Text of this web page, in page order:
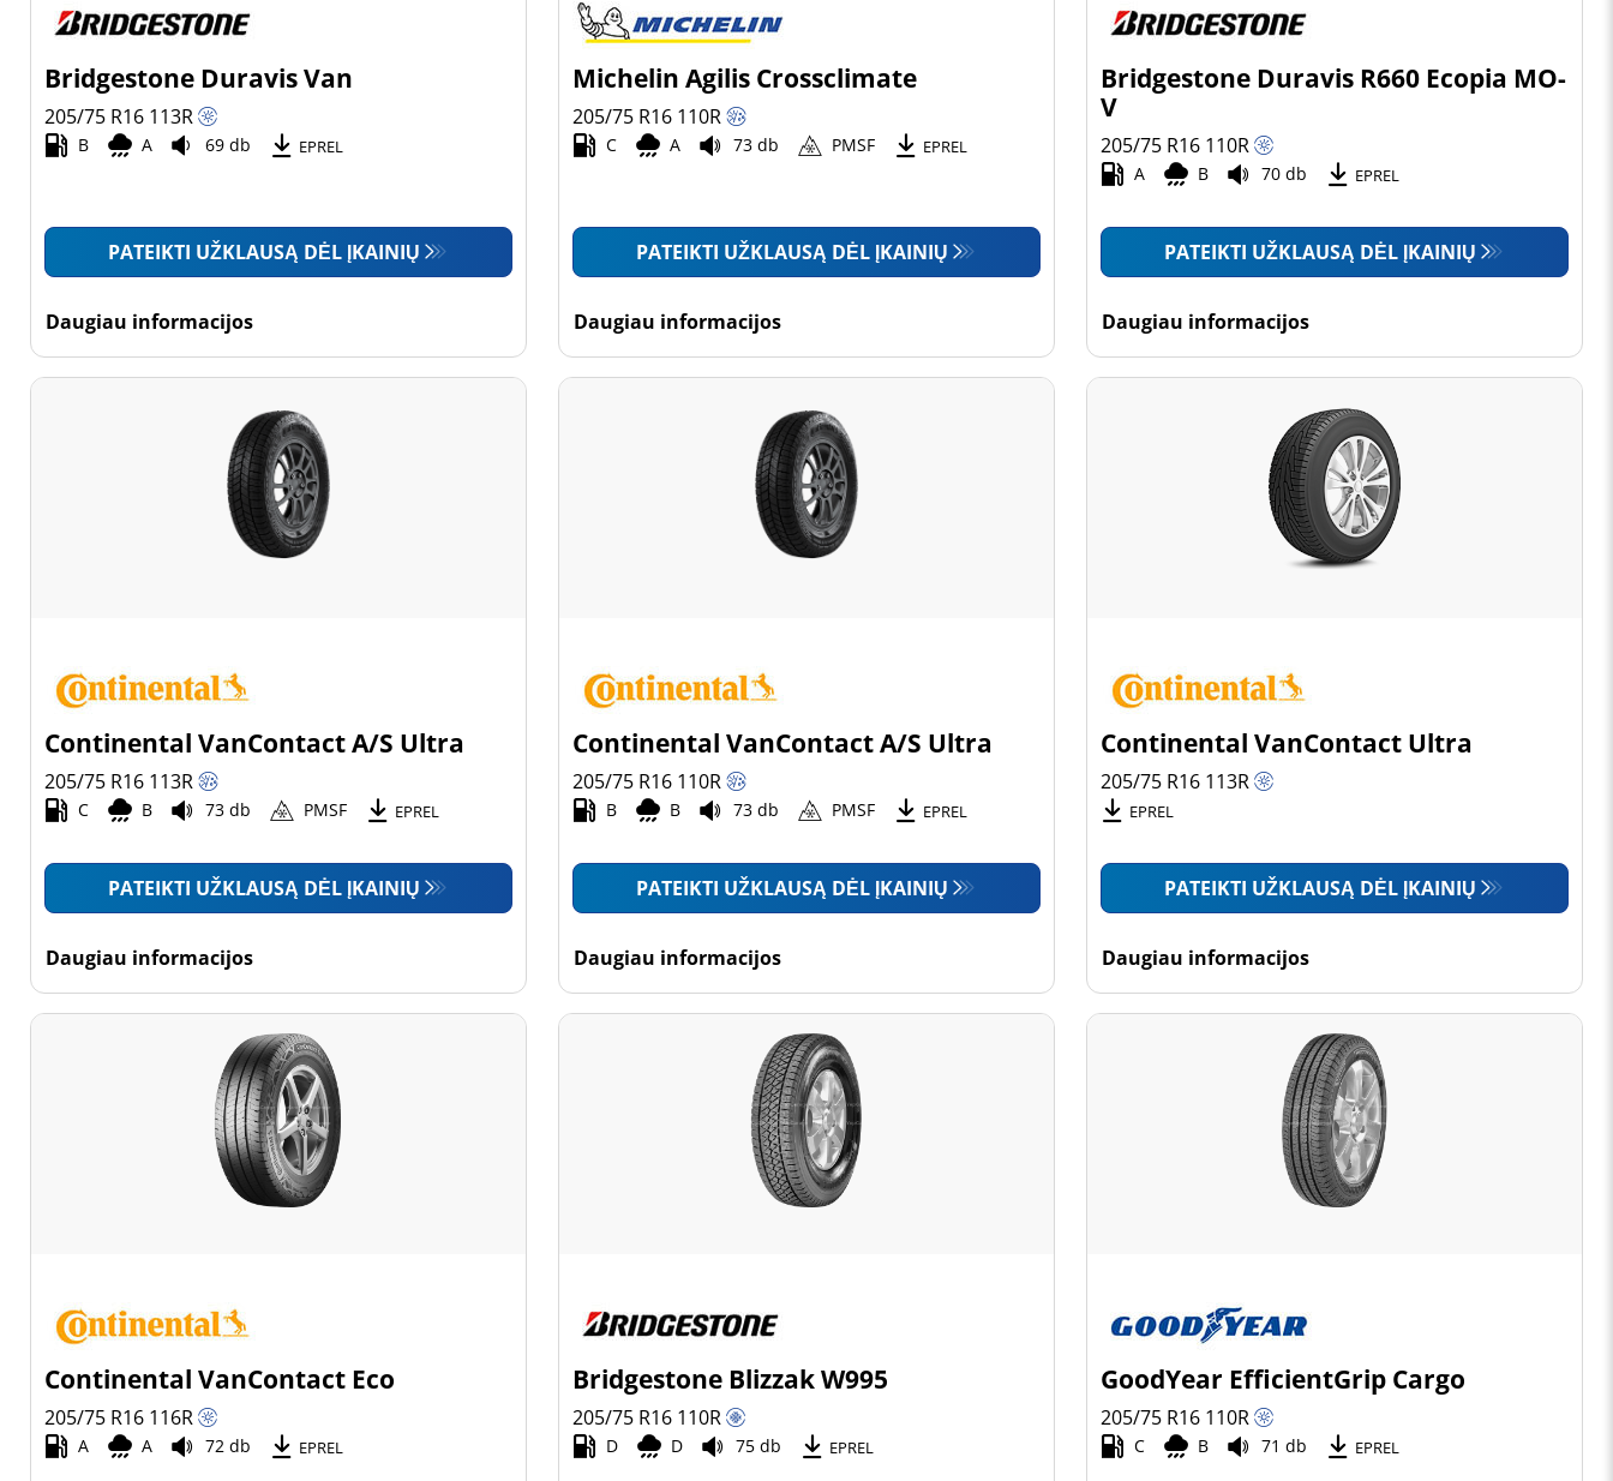
Bridgestone Duravis Van
205/75 R16 113R
B A 69 db EPREL
PATEIKTI UŽKLAUSĄ DĖL ĮKAINIŲ
Daugiau informacijos
Michelin Agilis Crossclimate
205/75 R16 110R
C A 73 db PMSF EPREL
PATEIKTI UŽKLAUSĄ DĖL ĮKAINIŲ
Daugiau informacijos
Bridgestone Duravis R660 Ecopia MO-
V
205/75 R16 110R
A B 70 db EPREL
PATEIKTI UŽKLAUSĄ DĖL ĮKAINIŲ
Daugiau informacijos
Continental VanContact A/S Ultra
205/75 R16 113R
C B 73 db PMSF EPREL
PATEIKTI UŽKLAUSĄ DĖL ĮKAINIŲ
Daugiau informacijos
Continental VanContact A/S Ultra
205/75 R16 110R
B B 73 db PMSF EPREL
PATEIKTI UŽKLAUSĄ DĖL ĮKAINIŲ
Daugiau informacijos
Continental VanContact Ultra
205/75 R16 113R
EPREL
PATEIKTI UŽKLAUSĄ DĖL ĮKAINIŲ
Daugiau informacijos
Continental VanContact Eco
205/75 R16 116R
A A 72 db EPREL
Bridgestone Blizzak W995
205/75 R16 110R
D D 75 db EPREL
GoodYear EfficientGrip Cargo
205/75 R16 110R
C B 71 db EPREL